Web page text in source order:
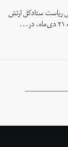
ریاست ستادکل ارتش